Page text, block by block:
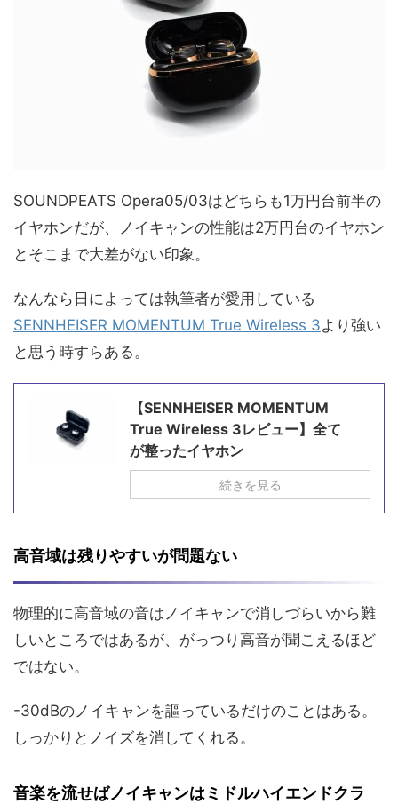
SOUNDPEATS Opera05/03はどちらも1万円台前半の
イヤホンだが、ノイキャンの性能は2万円台のイヤホン
とそこまで大差がない印象。
なんなら日によっては執筆者が愛用している
SENNHEISER MOMENTUM True Wireless 3より強い
と思う時すらある。
【SENNHEISER MOMENTUM
True Wireless 3レビュー】全て
が整ったイヤホン
続きを見る
高音域は残りやすいが問題ない
物理的に高音域の音はノイキャンで消しづらいから難
しいところではあるが、がっつり高音が聞こえるほど
ではない。
-30dBのノイキャンを謳っているだけのことはある。
しっかりとノイズを消してくれる。
音楽を流せばノイキャンはミドルハイエンドクラ